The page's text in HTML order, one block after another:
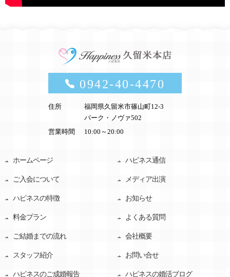
0942-40-4470
住所
福岡県久留米市篠山町12-3
パーク・ノヴァ502
営業時間
10:00～20:00
ホームページ
ご入会について
ハピネスの特徴
料金プラン
ご結婚までの流れ
スタッフ紹介
ハピネスのご成婚報告
ハピネス通信
メディア出演
お知らせ
よくある質問
会社概要
お問い合せ
ハピネスの婚活ブログ